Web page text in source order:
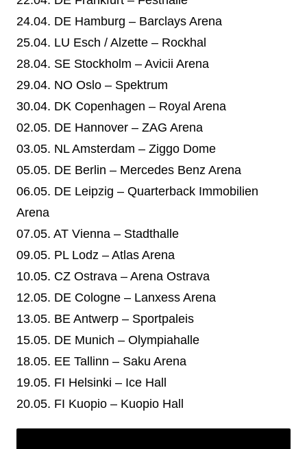
24.04. DE Hamburg – Barclays Arena
25.04. LU Esch / Alzette – Rockhal
28.04. SE Stockholm – Avicii Arena
29.04. NO Oslo – Spektrum
30.04. DK Copenhagen – Royal Arena
02.05. DE Hannover – ZAG Arena
03.05. NL Amsterdam – Ziggo Dome
05.05. DE Berlin – Mercedes Benz Arena
06.05. DE Leipzig – Quarterback Immobilien
Arena
07.05. AT Vienna – Stadthalle
09.05. PL Lodz – Atlas Arena
10.05. CZ Ostrava – Arena Ostrava
12.05. DE Cologne – Lanxess Arena
13.05. BE Antwerp – Sportpaleis
15.05. DE Munich – Olympiahalle
18.05. EE Tallinn – Saku Arena
19.05. FI Helsinki – Ice Hall
20.05. FI Kuopio – Kuopio Hall